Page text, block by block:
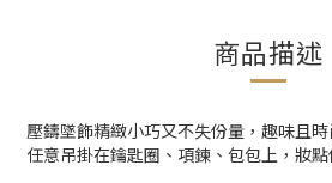
商品描述
壓鑄墜飾精緻小巧又不失份量，趣味且時
任意吊掛在鑰匙圈、項鍊、包包上，妝點